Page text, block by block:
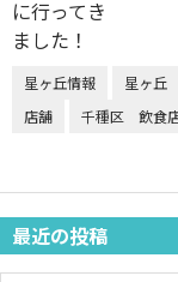
星ヶ丘情報 星ヶ丘
店舗
千種区 飲食
最近の投稿